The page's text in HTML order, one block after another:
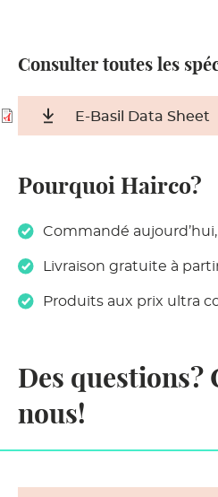
Consulter toutes les
E-Basil Data Sheet
Pourquoi Hairco?
Commandé
Livraison gratuite à
Produits aux prix ultra
Des questions?
nous!